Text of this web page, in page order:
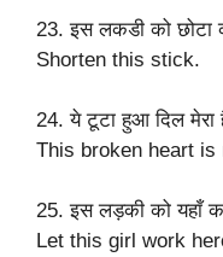
23. इस लकडी को छोटा
Shorten this stick.
24. ये टूटा हुआ दिल मेरा
This broken heart is
25. इस लड़की को यहाँ
Let this girl work